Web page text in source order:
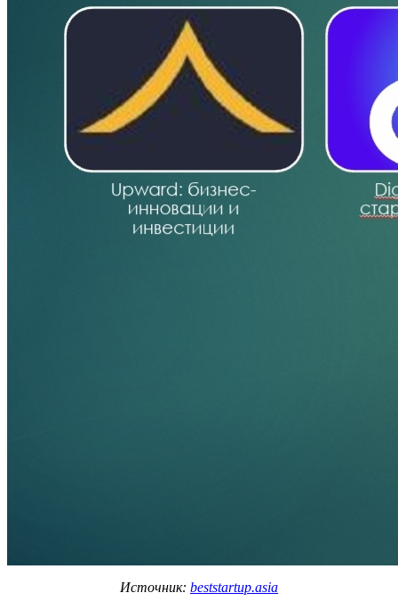
Источник: beststartup.asia